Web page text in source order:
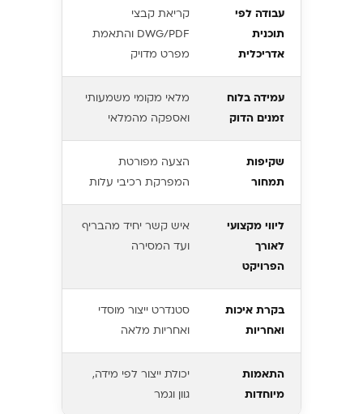
עבודה לפי
תוכנית
אדריכלית
קריאת קבצי
DWG/PDF והתאמת
מפרט מדויק
עמידה בלוח
זמנים הדוק
מלאי מקומי משמעותי
ואספקה מהמלאי
שקיפות
תמחור
הצעה מפורטת
המפרקת רכיבי עלות
ליווי מקצועי
לאורך
הפרויקט
איש קשר יחיד מהבריף
ועד המסירה
בקרת איכות
ואחריות
סטנדרט ייצור מוסדי
ואחריות מלאה
התאמות
מיוחדות
יכולת ייצור לפי מידה,
גוון וגמר